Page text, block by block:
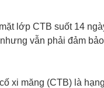
lớp CTB suốt 14
vẫn phải đảm
xi măng (CTB) là